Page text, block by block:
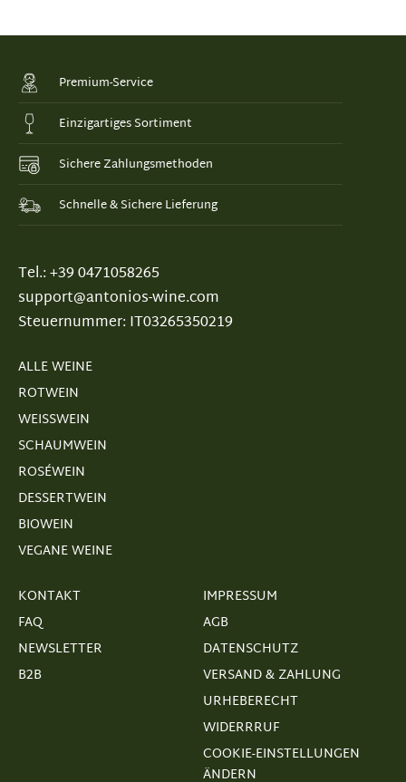
Premium-Service
Einzigartiges Sortiment
Sichere Zahlungsmethoden
Schnelle & Sichere Lieferung
Tel.: +39 0471058265
support@antonios-wine.com
Steuernummer: IT03265350219
ALLE WEINE
ROTWEIN
WEISSWEIN
SCHAUMWEIN
ROSÉWEIN
DESSERTWEIN
BIOWEIN
VEGANE WEINE
KONTAKT
FAQ
NEWSLETTER
B2B
IMPRESSUM
AGB
DATENSCHUTZ
VERSAND & ZAHLUNG
URHEBERECHT
WIDERRRUF
COOKIE-EINSTELLUNGEN
ÄNDERN